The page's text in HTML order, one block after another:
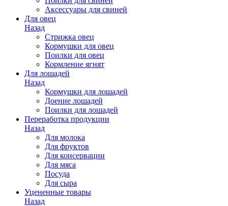
Аксессуары для свиней
Для овец
Назад
Стрижка овец
Кормушки для овец
Поилки для овец
Кормление ягнят
Для лошадей
Назад
Кормушки для лошадей
Доение лошадей
Поилки для лошадей
Переработка продукции
Назад
Для молока
Для фруктов
Для консервации
Для мяса
Посуда
Для сыра
Уцененные товары
Назад